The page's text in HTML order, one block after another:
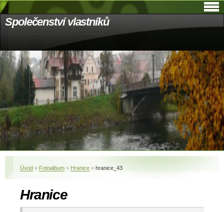
Společenství vlastníků
Úvod » Fotoalbum » Hranice » hranice_43
Hranice